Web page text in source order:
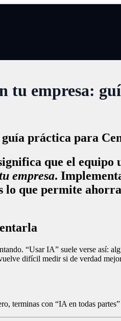
empresa:
práctica para
que el
empresa.
lo que permite
“Usar IA” suele verse así:
difícil medir si de verdad
terminas con “IA en todas